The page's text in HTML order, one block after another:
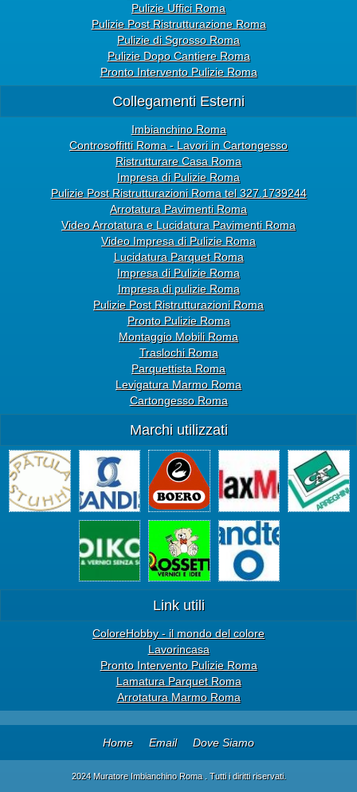
Pulizie Uffici Roma
Pulizie Post Ristrutturazione Roma
Pulizie di Sgrosso Roma
Pulizie Dopo Cantiere Roma
Pronto Intervento Pulizie Roma
Collegamenti Esterni
Imbianchino Roma
Controsoffitti Roma - Lavori in Cartongesso
Ristrutturare Casa Roma
Impresa di Pulizie Roma
Pulizie Post Ristrutturazioni Roma tel 327.1739244
Arrotatura Pavimenti Roma
Video Arrotatura e Lucidatura Pavimenti Roma
Video Impresa di Pulizie Roma
Lucidatura Parquet Roma
Impresa di Pulizie Roma
Impresa di pulizie Roma
Pulizie Post Ristrutturazioni Roma
Pronto Pulizie Roma
Montaggio Mobili Roma
Traslochi Roma
Parquettista Roma
Levigatura Marmo Roma
Cartongesso Roma
Marchi utilizzati
Link utili
ColoreHobby - il mondo del colore
Lavorincasa
Pronto Intervento Pulizie Roma
Lamatura Parquet Roma
Arrotatura Marmo Roma
Home Email Dove Siamo
2024 Muratore Imbianchino Roma . Tutti i diritti riservati.